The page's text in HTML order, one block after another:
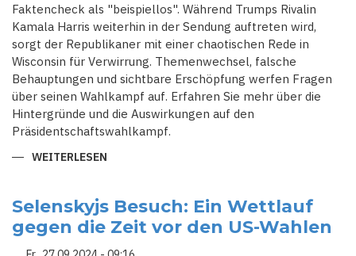
Faktencheck als "beispiellos". Während Trumps Rivalin
Kamala Harris weiterhin in der Sendung auftreten wird,
sorgt der Republikaner mit einer chaotischen Rede in
Wisconsin für Verwirrung. Themenwechsel, falsche
Behauptungen und sichtbare Erschöpfung werfen Fragen
über seinen Wahlkampf auf. Erfahren Sie mehr über die
Hintergründe und die Auswirkungen auf den
Präsidentschaftswahlkampf.
WEITERLESEN
TRADITION:
ABSAGE
AN
"60
Selenskyjs Besuch: Ein Wettlauf
gegen die Zeit vor den US-Wahlen